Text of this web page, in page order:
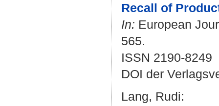
Recall of
In: European
565.
ISSN 2190-8249
DOI der
Lang, Rudi: